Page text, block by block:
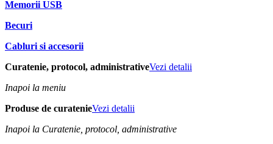
Memorii USB
Becuri
Cabluri si accesorii
Curatenie, protocol, administrativeVezi detalii
Inapoi la meniu
Produse de curatenieVezi detalii
Inapoi la Curatenie, protocol, administrative